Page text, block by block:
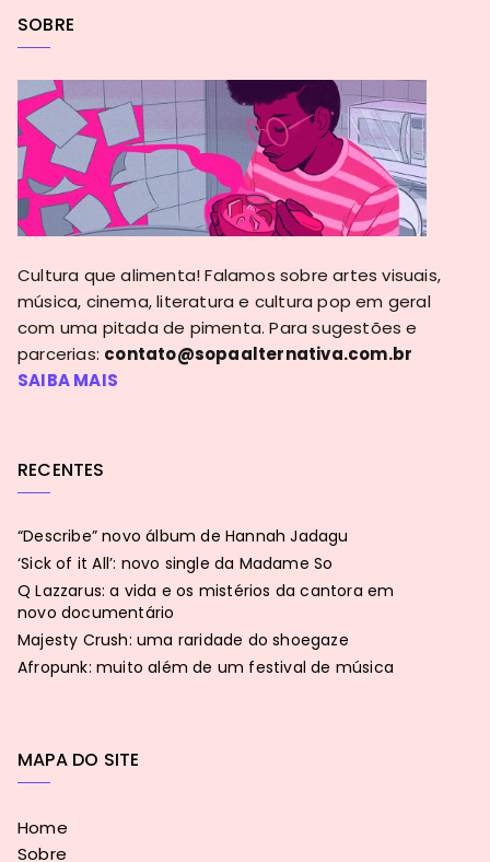
SOBRE
Cultura que alimenta! Falamos sobre artes visuais,
música, cinema, literatura e cultura pop em geral
com uma pitada de pimenta. Para sugestões e
parcerias: contato@sopaalternativa.com.br
SAIBA MAIS
RECENTES
“Describe” novo álbum de Hannah Jadagu
‘Sick of it All’: novo single da Madame So
Q Lazzarus: a vida e os mistérios da cantora em
novo documentário
Majesty Crush: uma raridade do shoegaze
Afropunk: muito além de um festival de música
MAPA DO SITE
Home
Sobre